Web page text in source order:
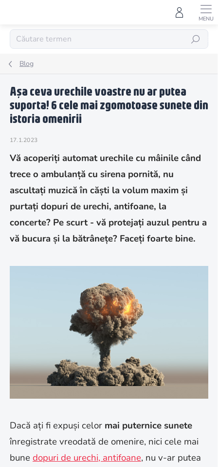
CĂUTARE
Blog
Așa ceva urechile voastre nu ar putea
suporta! 6 cele mai zgomotoase sunete din
istoria omenirii
17.1.2023
Vă acoperiți automat urechile cu mâinile când
trece o ambulanță cu sirena pornită, nu
ascultați muzică în căști la volum maxim și
purtați dopuri de urechi, antifoane, la
concerte? Pe scurt - vă protejați auzul pentru a
vă bucura și la bătrânețe? Faceți foarte bine.
Dacă ați fi expuși celor mai puternice sunete
înregistrate vreodată de omenire, nici cele mai
bune dopuri de urechi, antifoane, nu v-ar putea